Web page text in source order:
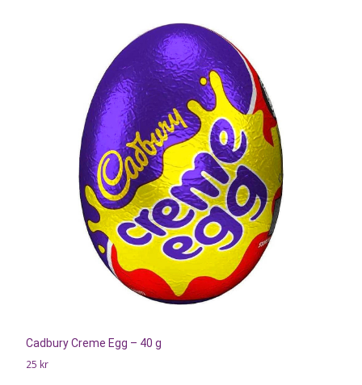
Cadbury Creme Egg – 40 g
25 kr